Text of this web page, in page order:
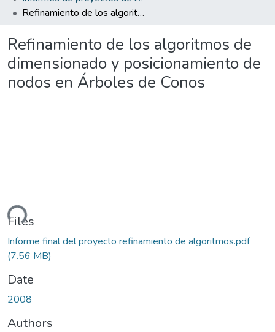
Refinamiento de los algoritmos de dimensionado y posicionamiento de nodos en Árboles de Conos
Refinamiento de los algoritmos de
dimensionado y posicionamiento de
nodos en Árboles de Conos
Files
Informe final del proyecto refinamiento de algoritmos.pdf
(7.56 MB)
Date
2008
Authors